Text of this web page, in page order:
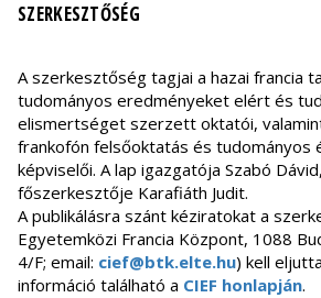
SZERKESZTŐSÉG
A szerkesztőség tagjai a hazai francia
tudományos eredményeket elért és
elismertséget szerzett oktatói,
frankofón felsőoktatás és tudományos
képviselői. A lap igazgatója Szabó Dávid,
főszerkesztője Karafiáth Judit.
A publikálásra szánt kéziratokat a
Egyetemközi Francia Központ, 1088
4/F; email: cief@btk.elte.hu) kell
információ található a CIEF honlapján.